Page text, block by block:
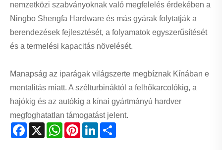
nemzetközi szabványoknak való megfelelés érdekében a
Ningbo Shengfa Hardware és más gyárak folytatják a
berendezések fejlesztését, a folyamatok egyszerűsítését
és a termelési kapacitás növelését.
Manapság az iparágak világszerte megbíznak Kínában e
mentalitás miatt. A szélturbináktól a felhőkarcolókig, a
hajókig és az autókig a kínai gyártmányú hardver
megfoghatatlan támogatást jelent.
Facebook
X WhatsAppPinterestLinkedIn